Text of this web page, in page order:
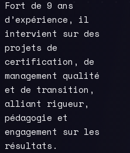
Fort de 9 ans
d’expérience, il
intervient sur des
projets de
certification, de
management qualité
et de transition,
alliant rigueur,
pédagogie et
engagement sur les
résultats.